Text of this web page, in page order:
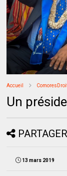
Accueil
Un
13 mars 2019